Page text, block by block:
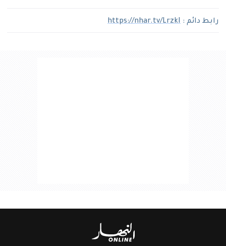
رابط دائم : https://nhar.tv/LrzkI